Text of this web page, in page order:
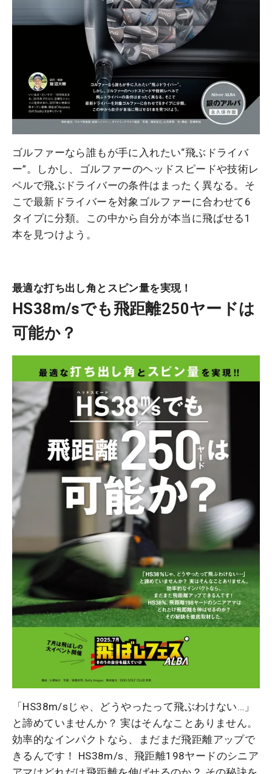
ゴルファーなら誰もが手に入れたい“飛ぶドライバ
ー”。しかし、ゴルファーのヘッドスピードや技術レ
ベルで飛ぶドライバーの条件はまったく異なる。そ
こで最新ドライバーを対象ゴルファーに合わせて6
タイプに分類。この中から自分が本当に飛ばせる1
本を見つけよう。
最適な打ち出し角とスピン量を実現！
HS38m/sでも飛距離250ヤードは
可能か？
「HS38m/sじゃ、どうやったって飛ぶわけない…」
と諦めていませんか？ 実はそんなことありません。
効率的なインパクトなら、まだまだ飛距離アップで
きるんです！ HS38m/s、飛距離198ヤードのシニア